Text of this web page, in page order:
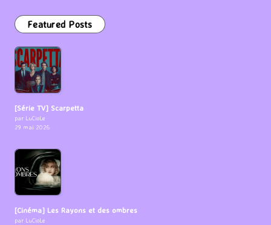
Featured Posts
[Série TV] Scarpetta
par LuCioLe
29 mai 2026
[Cinéma] Les Rayons et des ombres
par LuCioLe